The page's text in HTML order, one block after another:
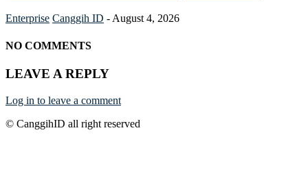
Enterprise Canggih ID -August 4, 2026
NO COMMENTS
LEAVE A REPLY
Log in to leave a comment
© CanggihID all right reserved